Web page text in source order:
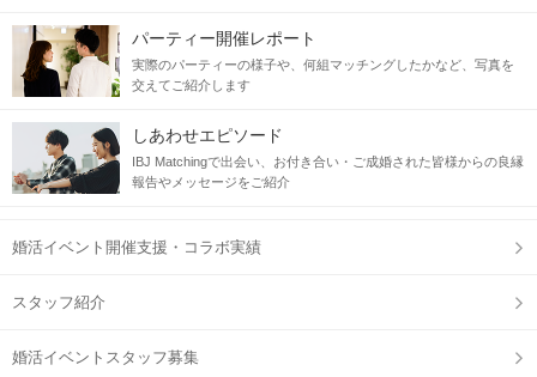
パーティー開催レポート
実際のパーティーの様子や、何組マッチングしたかなど、写真を
交えてご紹介します
しあわせエピソード
IBJ Matchingで出会い、お付き合い・ご成婚された皆様からの良縁
報告やメッセージをご紹介
婚活イベント開催支援・コラボ実績
スタッフ紹介
婚活イベントスタッフ募集